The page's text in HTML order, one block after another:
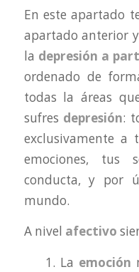
En este apartado
apartado anterior
la depresión a
ordenado de
todas la áreas
sufres depresión:
exclusivamente a
emociones, tus
conducta, y por
mundo.
A nivel afectivo
1. La emoción